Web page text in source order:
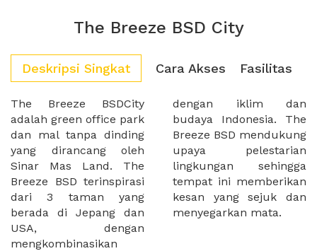
The Breeze BSD City
Deskripsi Singkat Cara Akses Fasilitas
The Breeze BSDCity
adalah green office park
dan mal tanpa dinding
yang dirancang oleh
Sinar Mas Land. The
Breeze BSD terinspirasi
dari 3 taman yang
berada di Jepang dan
USA, dengan
mengkombinasikan
dengan iklim dan
budaya Indonesia. The
Breeze BSD mendukung
upaya pelestarian
lingkungan sehingga
tempat ini memberikan
kesan yang sejuk dan
menyegarkan mata.